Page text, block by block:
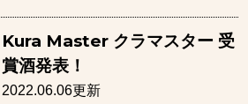
Kura Master クラマスター 受
賞酒発表！
2022.06.06更新